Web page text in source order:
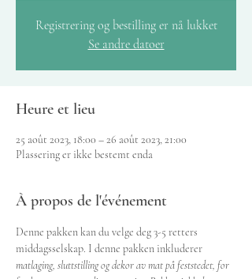
Registrering og bestilling er nå lukket
Se andre datoer
Heure et lieu
25 août 2023, 18:00 – 26 août 2023, 21:00
Plassering er ikke bestemt enda
À propos de l'événement
Denne pakken kan du velge deg 3-5 retters
middagsselskap. I denne pakken inkluderer
matlaging, sluttstilling og dekor av mat på feststedet, for